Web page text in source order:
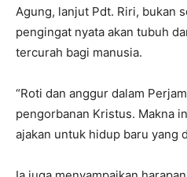
Agung, lanjut Pdt. Riri, bukan
pengingat nyata akan tubuh
tercurah bagi manusia.
“Roti dan anggur dalam
pengorbanan Kristus. Makna
ajakan untuk hidup baru yang